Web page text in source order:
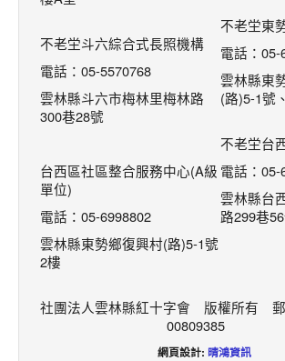
不老坣斗六綜合式長照機構
電話：05-5570768
雲林縣斗六市梅林里梅林路
300巷28號
台西區社區整合服務中心(A級
單位)
電話：05-6998802
雲林縣東勢鄉復興村(路)5-1號
2樓
不老坣東
電話：05-
雲林縣東
(路)5-1號
不老坣台
電話：05-
雲林縣台
路299巷
社團法人雲林縣紅十字會 版權所有 郵
00809385
網頁設計: 晴鴻資訊